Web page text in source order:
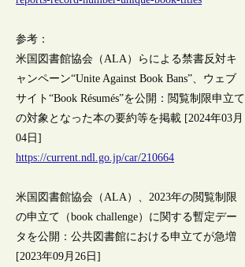
参考：
米国図書館協会（ALA）らによる禁書反対キ
ャンペーン“Unite Against Book Bans”、ウェブ
サイト“Book Résumés”を公開：閲覧制限申立て
の対象となった本の要約等を掲載 [2024年03月
04日]
https://current.ndl.go.jp/car/210664
米国図書館協会（ALA）、2023年の閲覧制限
の申立て（book challenge）に関する暫定デー
タを公開：公共図書館における申立てが急増
[2023年09月26日]